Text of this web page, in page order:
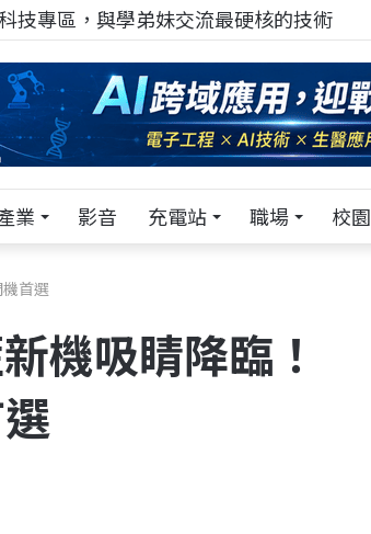
技專區，與學弟妹交流最硬核的技術
業 影音 充電站 職場 校園
首選
機吸睛降臨！